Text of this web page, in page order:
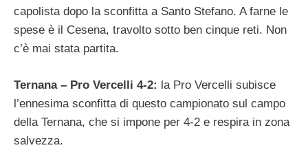
capolista dopo la sconfitta a Santo Stefano. A farne le
spese è il Cesena, travolto sotto ben cinque reti. Non
c’è mai stata partita.
Ternana – Pro Vercelli 4-2: la Pro Vercelli subisce
l’ennesima sconfitta di questo campionato sul campo
della Ternana, che si impone per 4-2 e respira in zona
salvezza.